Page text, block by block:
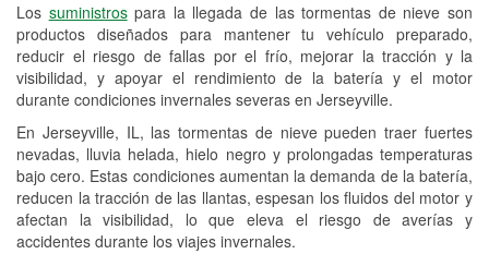
Los suministrospara la llegada de las tormentas de nieve son
productos diseñados para mantener tu vehículo preparado,
reducir el riesgo de fallas por el frío, mejorar la tracción y la
visibilidad, y apoyar el rendimiento de la batería y el motor
durante condiciones invernales severas en Jerseyville.
En Jerseyville, IL, las tormentas de nieve pueden traer fuertes
nevadas, lluvia helada, hielo negro y prolongadas temperaturas
bajo cero. Estas condiciones aumentan la demanda de la batería,
reducen la tracción de las llantas, espesan los fluidos del motor y
afectan la visibilidad, lo que eleva el riesgo de averías y
accidentes durante los viajes invernales.
Reciclaje de baterías y aceite
Instalación de bombillas de faros
Instalación de limpiaparabrisas
Programa de Préstamo de
Herramientas
Rectificación de tambores y discos de
freno